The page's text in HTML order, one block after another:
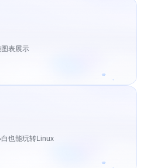
表展示
也能玩转Linux